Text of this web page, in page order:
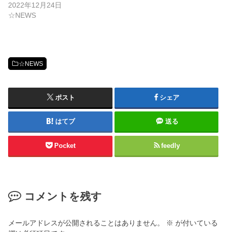
2022年12月24日
☆NEWS
☆NEWS
ポスト シェア
はてブ 送る
Pocket feedly
コメントを残す
メールアドレスが公開されることはありません。 ※ が付いている